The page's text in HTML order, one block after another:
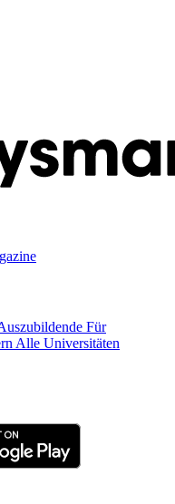
Für
Alle Universitäten